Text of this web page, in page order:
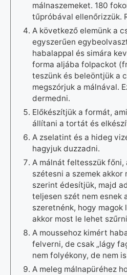
málnaszemeket. 180
tűpróbával ellenőrizzük.
A következő elemünk a
egyszerűen
habalappal és simára
forma aljába folpackot
teszünk és beleöntjük a
megszórjuk a málnával.
dermedni.
Előkészítjük a formát,
állítani a tortát és
A zselatint és a hideg
hagyjuk duzzadni.
A málnát feltesszük főni,
szétesni a szemek akkor
szerint édesítjük, majd
teljesen szét nem esnek
szeretnénk, hogy magok
akkor most le lehet
A moussehoz kimért
felverni, de csak „lágy
nem folyékony, de nem
A meleg málnapüréhez